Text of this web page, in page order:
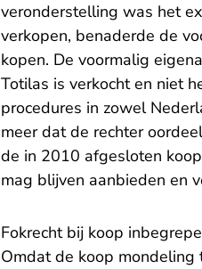
veronderstelling was het
verkopen, benaderde de
kopen. De voormalig
Totilas is verkocht en niet
procedures in zowel
meer dat de rechter
de in 2010 afgesloten
mag blijven aanbieden en
Fokrecht bij koop
Omdat de koop